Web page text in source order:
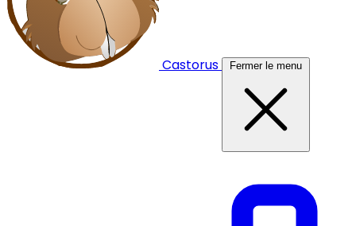
Castorus Fermer le menu